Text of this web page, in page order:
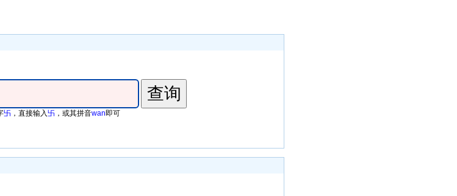
卐 ，直接输入卐 ，或其拼音wan即可